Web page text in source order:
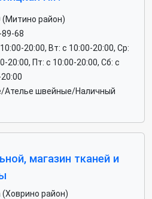
(Митино район)
68
20:00, Вт: c 10:00-20:00, Ср:
20:00, Пт: c 10:00-20:00, Сб: c
Ателье швейные/Наличный
магазин тканей и
район)